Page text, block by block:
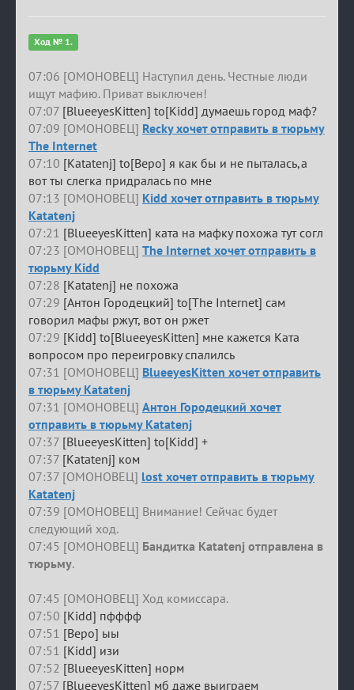
Ход № 1.
07:06 [ОМОНОВЕЦ] Наступил день. Честные люди
ищут мафию. Приват выключен!
07:07 [BlueeyesKitten] to[Kidd] думаешь город маф?
07:09 [ОМОНОВЕЦ] Recky хочет отправить в тюрьму
The Internet
07:10 [Katatenj] to[Веро] я как бы и не пыталась,а
вот ты слегка придралась по мне
07:13 [ОМОНОВЕЦ] Kidd хочет отправить в тюрьму
Katatenj
07:21 [BlueeyesKitten] ката на мафку похожа тут согл
07:23 [ОМОНОВЕЦ] The Internet хочет отправить в
тюрьму Kidd
07:28 [Katatenj] не похожа
07:29 [Антон Городецкий] to[The Internet] сам
говорил мафы ржут, вот он ржет
07:29 [Kidd] to[BlueeyesKitten] мне кажется Ката
вопросом про переигровку спалилсь
07:31 [ОМОНОВЕЦ] BlueeyesKitten хочет отправить
в тюрьму Katatenj
07:31 [ОМОНОВЕЦ] Антон Городецкий хочет
отправить в тюрьму Katatenj
07:37 [BlueeyesKitten] to[Kidd] +
07:37 [Katatenj] ком
07:37 [ОМОНОВЕЦ] lost хочет отправить в тюрьму
Katatenj
07:39 [ОМОНОВЕЦ] Внимание! Сейчас будет
следующий ход.
07:45 [ОМОНОВЕЦ] Бандитка Katatenj отправлена в
тюрьму.
07:45 [ОМОНОВЕЦ] Ход комиссара.
07:50 [Kidd] пфффф
07:51 [Веро] ыы
07:51 [Kidd] изи
07:52 [BlueeyesKitten] норм
07:57 [BlueeyesKitten] мб даже выиграем